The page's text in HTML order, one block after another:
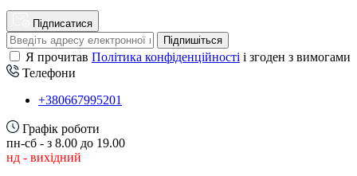
Підписатися
Підпишіться
Я прочитав Політика конфіденційності і згоден з вимогами
Телефони
+380667995201
Графік роботи
пн-сб - з 8.00 до 19.00
нд - вихідний